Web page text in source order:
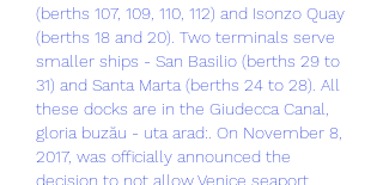
(berths 107, 109, 110, 112) and Isonzo Quay
(berths 18 and 20). Two terminals serve
smaller ships - San Basilio (berths 29 to
31) and Santa Marta (berths 24 to 28). All
these docks are in the Giudecca Canal,
gloria buzău - uta arad:. On November 8,
2017, was officially announced the
decision to not allow Venice seaport